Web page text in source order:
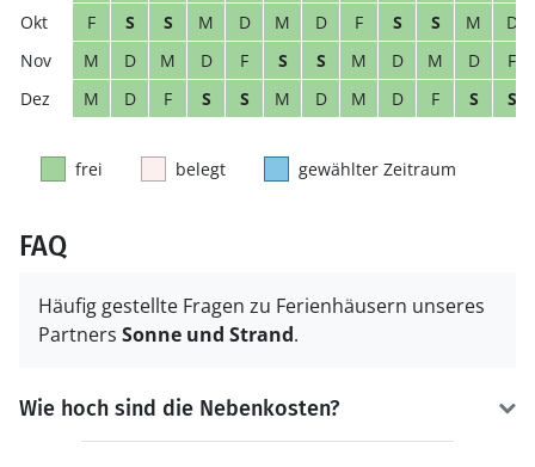
F
S S M D M D F S S M
D
M
D M D F S S M D M D
F
M
D F S S M D M D F S S
frei belegt gewählter Zeitraum
FAQ
Häufig gestellte Fragen zu Ferienhäusern unseres
Partners Sonne und Strand.
Wie hoch sind die Nebenkosten?